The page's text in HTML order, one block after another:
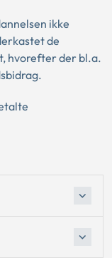
ikke
de
hvorefter der bl.a.